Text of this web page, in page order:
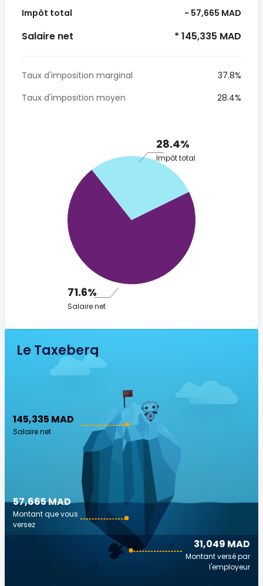
Impôt total - 57,665 MAD
Salaire net * 145,335 MAD
Taux d'imposition marginal
37.8%
Taux d'imposition moyen
28.4%
28.4%
Impôt total
71.6%
Salaire net
Le Taxeberg
145,335 MAD
Salaire net
31,049 MAD
Montant versé par
l'employeur
57,665 MAD
Montant que vous
versez